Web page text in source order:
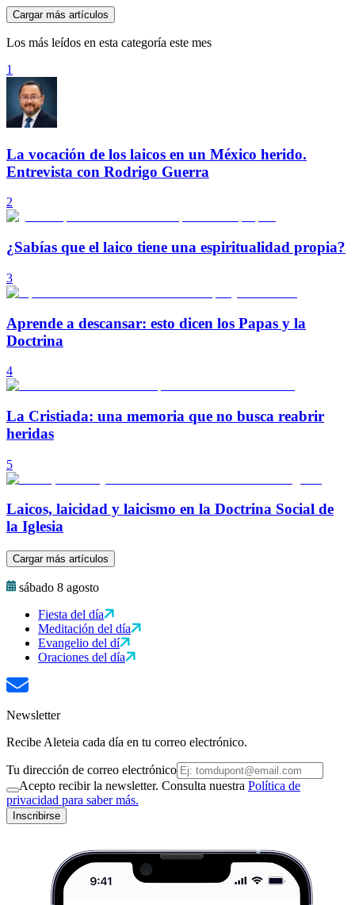
Cargar más artículos
Los más leídos en esta categoría este mes
1
La vocación de los laicos en un México herido.
Entrevista con Rodrigo Guerra
2
¿Sabías que el laico tiene una espiritualidad propia?
3
Aprende a descansar: esto dicen los Papas y la
Doctrina
4
La Cristiada: una memoria que no busca reabrir
heridas
5
Laicos, laicidad y laicismo en la Doctrina Social de
la Iglesia
Cargar más artículos
sábado 8 agosto
Fiesta del día
Meditación del día
Evangelio del dí
Oraciones del día
Newsletter
Recibe Aleteia cada día en tu correo electrónico.
Tu dirección de correo electrónico
Acepto recibir la newsletter. Consulta nuestra Política de
privacidad para saber más.
Inscribirse